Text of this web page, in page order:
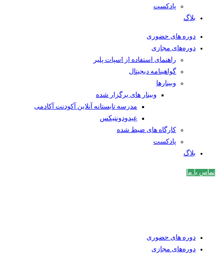
پادکست
بلاگ
دوره های حضوری
دوره‌های مجازی
راهنمای استفاده از اسپات پلیر
گواهینامه دیجیتال
وبینار‌ها
وبینار های برگزار شده
مدرسه تابستانه آنلاین آکودنت آکادمی
عیدودونتیکس
کارگاه های ضبط شده
پادکست
بلاگ
تماس با ما
دوره های حضوری
دوره‌های مجازی